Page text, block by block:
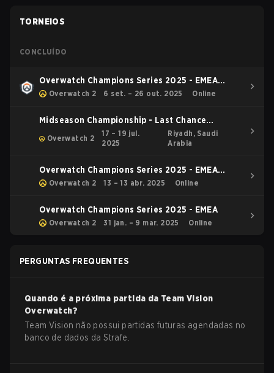
TORNEIOS
CONCLUÍDO
Overwatch Champions Series 2025 - EMEA
Stage 3
Overwatch 2 6 set. – 26 out. 2025 Online
Midseason Championship - Last Chance
Overwatch 2
17 – 19 jul.
2025
Riyadh, Saudi
Arabia
Overwatch Champions Series 2025 - EMEA
Stage 1 Relegation
Overwatch 2 13 – 13 abr. 2025 Online
Overwatch Champions Series 2025 - EMEA
Overwatch 2 31 jan. – 9 mar. 2025 Online
PERGUNTAS FREQUENTES
Quando é a próxima partida da Team Vision
Overwatch?
Team Vision não possui partidas futuras agendadas no
banco de dados da Strafe.